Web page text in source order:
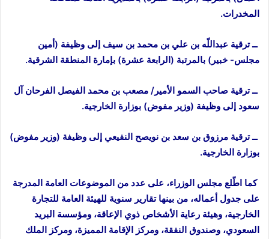
المخدرات.
ــ ترقية عبداللّه بن علي بن محمد بن سيف إلى وظيفة (أمين
مجلس- خبير) بالمرتبة (الرابعة عشرة) بإمارة المنطقة الشرقية.
ــ ترقية صاحب السمو الأمير/ مصعب بن محمد الفيصل الفرحان آل
سعود إلى وظيفة (وزير مفوض) بوزارة الخارجية.
ــ ترقية مرزوق بن سعد بن نويصح النفيعي إلى وظيفة (وزير مفوض)
بوزارة الخارجية.
كما اطّلع مجلس الوزراء، على عدد من الموضوعات العامة المدرجة
على جدول أعماله، من بينها تقارير سنوية للهيئة العامة للتجارة
الخارجية، وهيئة رعاية الأشخاص ذوي الإعاقة، ومؤسسة البريد
السعودي، وصندوق النفقة، ومركز الإقامة المميزة، ومركز الملك